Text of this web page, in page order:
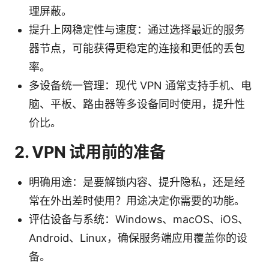
理屏蔽。
提升上网稳定性与速度：通过选择最近的服务
器节点，可能获得更稳定的连接和更低的丢包
率。
多设备统一管理：现代 VPN 通常支持手机、电
脑、平板、路由器等多设备同时使用，提升性
价比。
2. VPN 试用前的准备
明确用途：是要解锁内容、提升隐私，还是经
常在外出差时使用？用途决定你需要的功能。
评估设备与系统：Windows、macOS、iOS、
Android、Linux，确保服务端应用覆盖你的设
备。